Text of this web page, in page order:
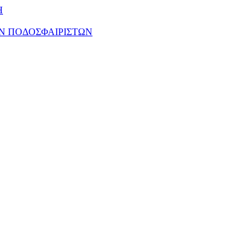
ΠΟΔΟΣΦΑΙΡΙΣΤΩΝ